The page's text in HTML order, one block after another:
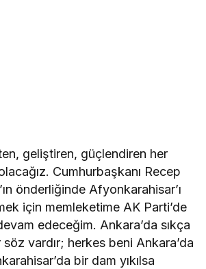
geliştiren, güçlendiren her
Cumhurbaşkanı Recep
önderliğinde Afyonkarahisar’ı
için memleketime AK Parti’de
edeceğim. Ankara’da sıkça
söz vardır; herkes beni Ankara’da
bir dam yıkılsa